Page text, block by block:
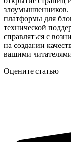
злоумышленников.
платформы для
технической
справляться с
на создании
вашими
Оцените статью